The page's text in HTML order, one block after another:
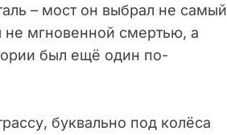
– мост он выбрал не самый
не мгновенной смертью, а
был ещё один по-
буквально под колёса